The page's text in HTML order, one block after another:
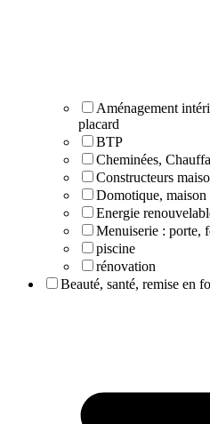
Aménagement
placard
BTP
Cheminées,
Constructeurs
Domotique, maison
Energie
Menuiserie : porte,
piscine
rénovation
Beauté, santé, remise en